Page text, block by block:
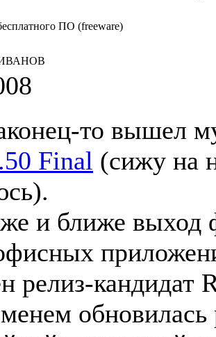
ПО (freeware)
ИВАНОВ
то вышел
Final (сижу на
и ближе выход
релиз-кандидат
обновилась